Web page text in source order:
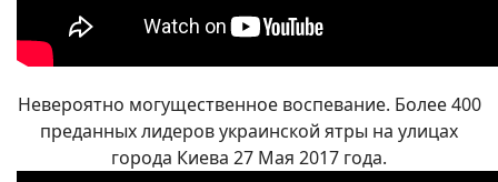
Невероятно могущественное воспевание. Более 400
преданных лидеров украинской ятры на улицах
города Киева 27 Мая 2017 года.